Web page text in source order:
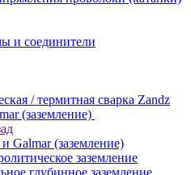
и соединители
/ термитная сварка Zandz
(заземление)
Galmar (заземление)
заземление
глубинное заземление